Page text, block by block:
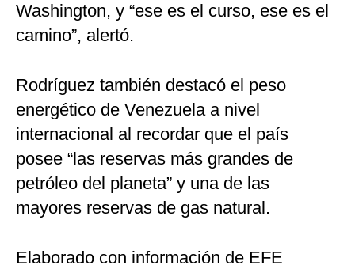
Washington, y “ese es el curso, ese es el
camino”, alertó.
Rodríguez también destacó el peso
energético de Venezuela a nivel
internacional al recordar que el país
posee “las reservas más grandes de
petróleo del planeta” y una de las
mayores reservas de gas natural.
Elaborado con información de EFE